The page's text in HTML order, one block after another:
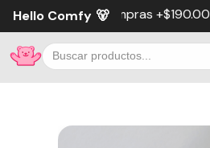
Hello Comfy 🐻
+$190.000! 🤑 • 10% OFF X